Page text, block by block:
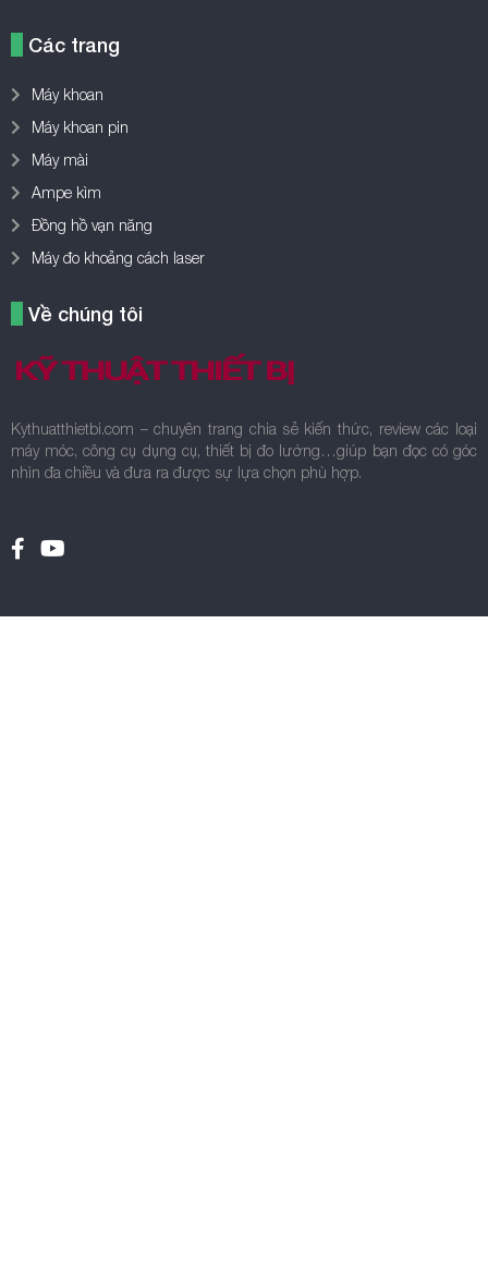
Các trang
Máy khoan
Máy khoan pin
Máy mài
Ampe kìm
Đồng hồ vạn năng
Máy đo khoảng cách laser
Về chúng tôi
Kythuatthietbi.com – chuyên trang chia sẻ kiến thức, review các loại
máy móc, công cụ dụng cụ, thiết bị đo lường…giúp bạn đọc có góc
nhìn đa chiều và đưa ra được sự lựa chọn phù hợp.